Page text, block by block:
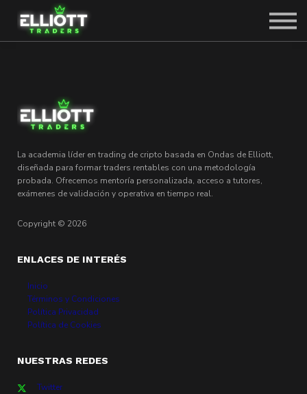
SOLICITAR PLAZA
La academia líder en trading de cripto basada en Ondas de Elliott,
diseñada para formar traders rentables con una metodología
probada. Ofrecemos mentoría personalizada, acceso a tutores,
exámenes de validación y operativa en tiempo real.
Copyright © 2026
ENLACES DE INTERÉS
Inicio
Términos y Condiciones
Política Privacidad
Política de Cookies
NUESTRAS REDES
Twitter